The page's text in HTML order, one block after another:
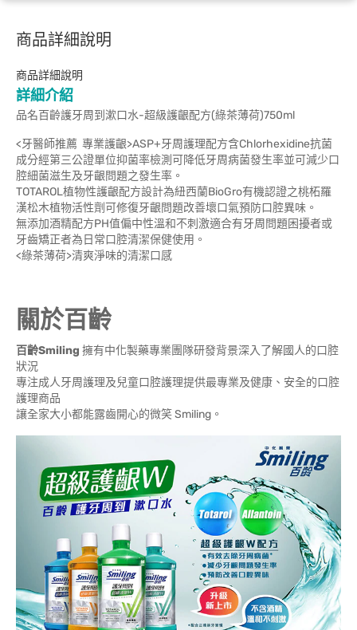
商品詳細說明
商品詳細說明
詳細介紹
品名百齡護牙周到漱口水-超級護齦配方(綠茶薄荷)750ml
<牙醫師推薦 專業護齦>ASP+牙周護理配方含Chlorhexidine抗菌
成分經第三公證單位抑菌率檢測可降低牙周病菌發生率並可減少口
腔細菌滋生及牙齦問題之發生率。
TOTAROL植物性護齦配方設計為紐西蘭BioGro有機認證之桃柘羅
漢松木植物活性劑可修復牙齦問題改善壞口氣預防口腔異味。
無添加酒精配方PH值偏中性溫和不刺激適合有牙周問題困擾者或
牙齒矯正者為日常口腔清潔保健使用。
<綠茶薄荷>清爽淨味的清潔口感
關於百齡
百齡Smiling 擁有中化製藥專業團隊研發背景深入了解國人的口腔
狀況
專注成人牙周護理及兒童口腔護理提供最專業及健康、安全的口腔
護理商品
讓全家大小都能露齒開心的微笑 Smiling。